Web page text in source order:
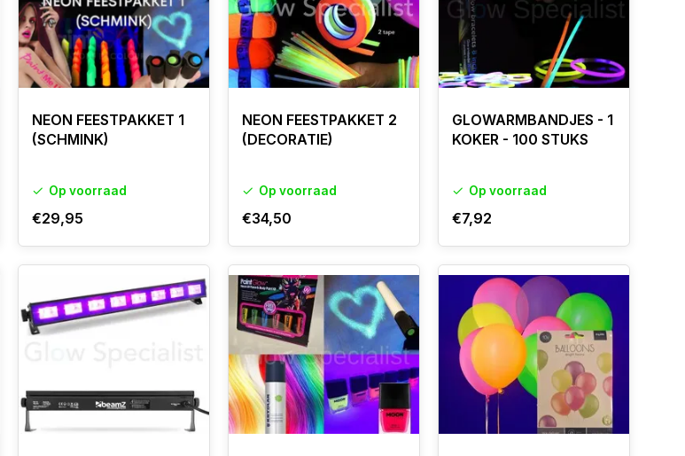
NEON FEESTPAKKET 1
(SCHMINK)
Op voorraad
€29,95
NEON FEESTPAKKET 2
(DECORATIE)
Op voorraad
€34,50
GLOWARMBANDJES - 1
KOKER - 100 STUKS
Op voorraad
€7,92